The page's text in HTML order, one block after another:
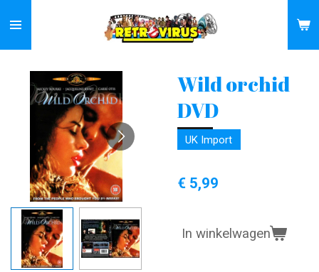
direct
naar
hoofdinhoud
Wild orchid
DVD
UK Import
€ 5,99
In winkelwagen